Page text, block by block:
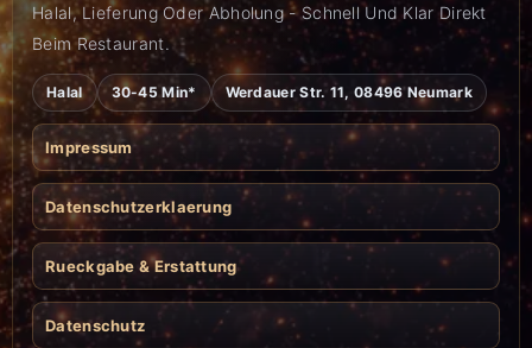
Halal, Lieferung Oder Abholung - Schnell Und Klar Direkt
Beim Restaurant.
Halal 30-45 Min* Werdauer Str. 11, 08496 Neumark
Impressum
Datenschutzerklaerung
Rueckgabe & Erstattung
Datenschutz